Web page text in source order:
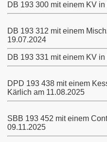
DB 193 300 mit einem KV
DB 193 312 mit einem
19.07.2024
DB 193 331 mit einem KV
DPD 193 438 mit einem
Kärlich am 11.08.2025
SBB 193 452 mit einem
09.11.2025